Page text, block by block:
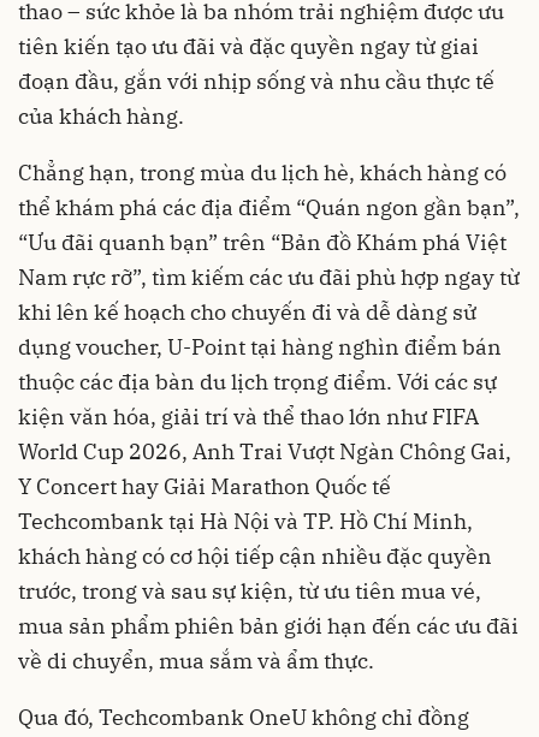
thao – sức khỏe là ba nhóm trải nghiệm được ưu
tiên kiến tạo ưu đãi và đặc quyền ngay từ giai
đoạn đầu, gắn với nhịp sống và nhu cầu thực tế
của khách hàng.
Chẳng hạn, trong mùa du lịch hè, khách hàng có
thể khám phá các địa điểm “Quán ngon gần bạn”,
“Ưu đãi quanh bạn” trên “Bản đồ Khám phá Việt
Nam rực rỡ”, tìm kiếm các ưu đãi phù hợp ngay từ
khi lên kế hoạch cho chuyến đi và dễ dàng sử
dụng voucher, U-Point tại hàng nghìn điểm bán
thuộc các địa bàn du lịch trọng điểm. Với các sự
kiện văn hóa, giải trí và thể thao lớn như FIFA
World Cup 2026, Anh Trai Vượt Ngàn Chông Gai,
Y Concert hay Giải Marathon Quốc tế
Techcombank tại Hà Nội và TP. Hồ Chí Minh,
khách hàng có cơ hội tiếp cận nhiều đặc quyền
trước, trong và sau sự kiện, từ ưu tiên mua vé,
mua sản phẩm phiên bản giới hạn đến các ưu đãi
về di chuyển, mua sắm và ẩm thực.
Qua đó, Techcombank OneU không chỉ đồng